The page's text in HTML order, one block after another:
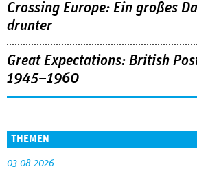
Crossing Europe: Ein großes
drunter
Great Expectations: British
1945–1960
THEMEN
03.08.2026